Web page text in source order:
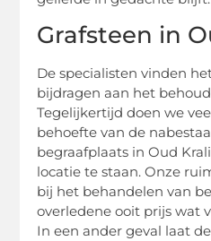
Grafsteen in
De specialisten vinden
bijdragen aan het
Tegelijkertijd doen we
behoefte van de
begraafplaats in Oud
locatie te staan. Onze
bij het behandelen van
overledene ooit prijs wat
In een ander geval laat